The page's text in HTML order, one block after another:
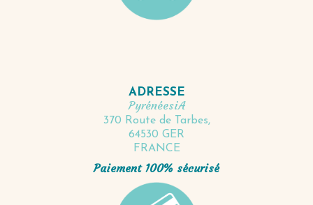
ADRESSE
PyrénéesiA
370 Route de Tarbes,
64530 GER
FRANCE
Paiement 100% sécurisé